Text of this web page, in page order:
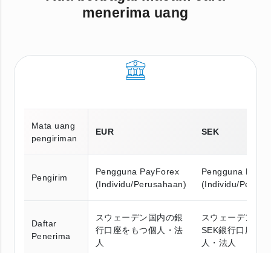
menerima uang
Mata uang
pengiriman
EUR SEK
Pengirim
Pengguna PayForex
(Individu/Perusahaan)
Pengguna
(Individu/
Daftar
Penerima
スウェーデン国内の銀
行口座をもつ個人・法
人
スウェーデン国
SEK銀行口座の
人・法人